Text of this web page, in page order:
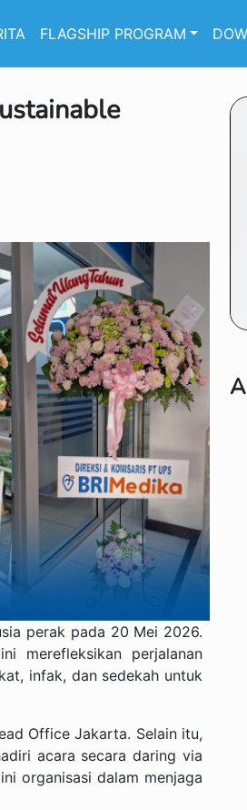
FLAGSHIP PROGRAM
perak pada 20 Mei 2026.
merefleksikan perjalanan
infak, dan sedekah untuk
Office Jakarta. Selain itu,
acara secara daring via
organisasi dalam menjaga